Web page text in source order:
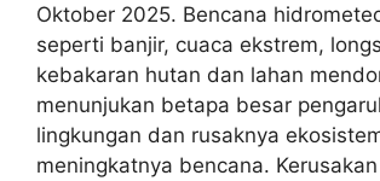
Oktober 2025. Bencana
seperti banjir, cuaca ekstrem,
kebakaran hutan dan lahan
menunjukan betapa besar
lingkungan dan rusaknya
meningkatnya bencana.